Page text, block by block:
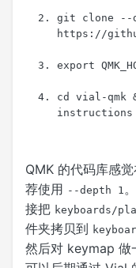
git clone --
https://
export
cd vial-qmk
instructions
QMK 的代码库感
荐使用 --depth 1
接把 keyboards/
件夹拷贝到
然后对 keymap 做